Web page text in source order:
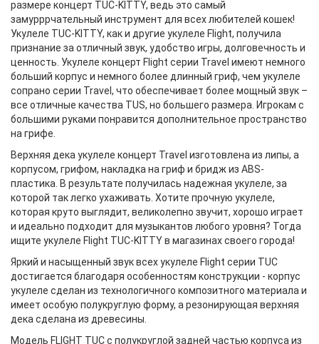
размере концерт TUC-KITTY, ведь это самый
замурррчательный инструмент для всех любителей кошек!
Укулеле TUC-KITTY, как и другие укулеле Flight, получила
признание за отличный звук, удобство игры, долговечность и
ценность. Укулеле концерт Flight серии Travel имеют немного
больший корпус и немного более длинный гриф, чем укулеле
сопрано серии Travel, что обеспечивает более мощный звук –
все отличные качества TUS, но большего размера. Игрокам с
большими руками понравится дополнительное пространство
на грифе.
Верхняя дека укулеле концерт Travel изготовлена из липы, а
корпусом, грифом, накладка на гриф и бридж из ABS-
пластика. В результате получилась надежная укулеле, за
которой так легко ухаживать. Хотите прочную укулеле,
которая круто выглядит, великолепно звучит, хорошо играет
и идеально подходит для музыкантов любого уровня? Тогда
ищите укулеле Flight TUC-KITTY в магазинах своего города!
Яркий и насыщенный звук всех укулеле Flight серии TUC
достигается благодаря особенностям конструкции - корпус
укулеле сделан из технологичного композитного материала и
имеет особую полукруглую форму, а резонирующая верхняя
дека сделана из древесины.
Модель FLIGHT TUC с полукруглой задней частью корпуса из